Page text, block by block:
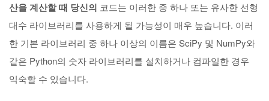
산을 계산할 때 당신의 코드는 이러한 중 하나 또는 유사한 선형
대수 라이브러리를 사용하게 될 가능성이 매우 높습니다. 이러
한 기본 라이브러리 중 하나 이상의 이름은 SciPy 및 NumPy와
같은 Python의 숫자 라이브러리를 설치하거나 컴파일한 경우
익숙할 수 있습니다.